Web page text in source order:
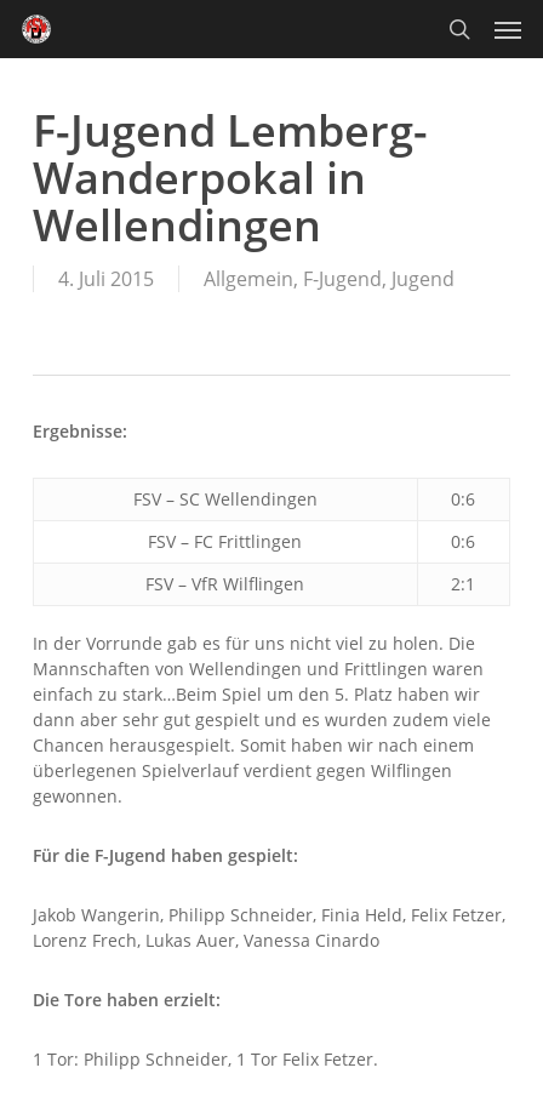
main
content search
F-Jugend Lemberg-
Wanderpokal in
Wellendingen
4. Juli 2015 Allgemein, F-Jugend, Jugend
Ergebnisse:
FSV – SC Wellendingen
0:6
FSV – FC Frittlingen
0:6
FSV – VfR Wilflingen
2:1
In der Vorrunde gab es für uns nicht viel zu holen. Die
Mannschaften von Wellendingen und Frittlingen waren
einfach zu stark…Beim Spiel um den 5. Platz haben wir
dann aber sehr gut gespielt und es wurden zudem viele
Chancen herausgespielt. Somit haben wir nach einem
überlegenen Spielverlauf verdient gegen Wilflingen
gewonnen.
Für die F-Jugend haben gespielt:
Jakob Wangerin, Philipp Schneider, Finia Held, Felix Fetzer,
Lorenz Frech, Lukas Auer, Vanessa Cinardo
Die Tore haben erzielt:
1 Tor: Philipp Schneider, 1 Tor Felix Fetzer.